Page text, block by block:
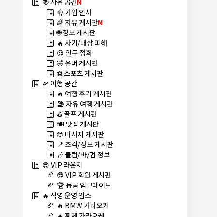
🤚 가입 인사
🌈 자유 게시판N
🌐 정보 게시판
🔥 사기/내상 피해
😍 안구 정화
🤣 유머 게시판
⚽ 스포츠 게시판
🛫 여행 공간
🔥 여행 후기 게시판
🏖️ 자유 여행 게시판
⛳ 골프 게시판
🍽️ 맛집 게시판
🤲 마사지 게시판
📍 조각/정모 게시판
🎶 클럽/바/펍 정보
😎 VIP 라운지
😎 VIP 회원 게시판
🏆 등급 업그레이드
🔥 직영 운영 업소
🔥 BMW 가라오케